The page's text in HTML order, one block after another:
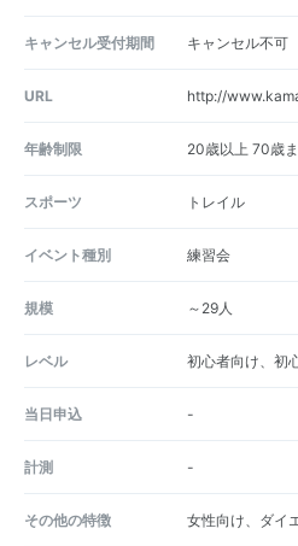
キャンセル受付期間 キャンセル不可
URL http://
年齢制限 20歳以上 70歳
スポーツ トレイル
イベント種別 練習会
規模 ～29人
レベル 初心者向け、初
当日申込 -
計測 -
その他の特徴 女性向け、ダイ